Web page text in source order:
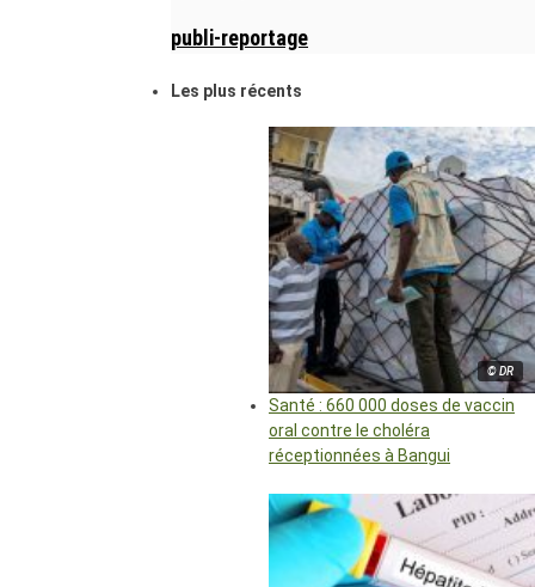
publi-reportage
Les plus récents
© DR
Santé : 660 000 doses de vaccin
oral contre le choléra
réceptionnées à Bangui